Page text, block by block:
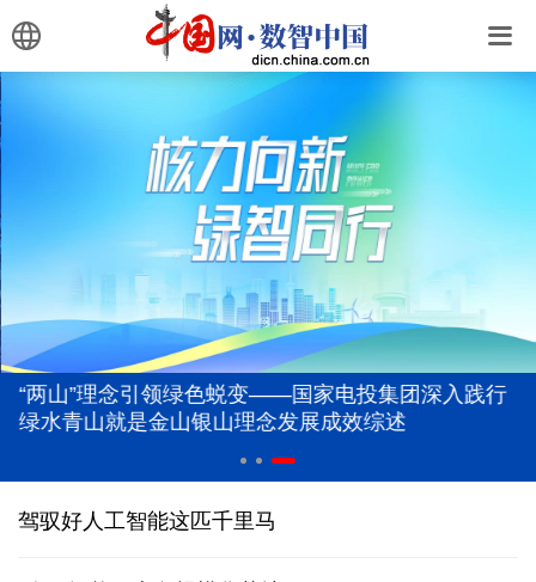
“两山”理念引领绿色蜕变——国家电投集团深入践行
绿水青山就是金山银山理念发展成效综述
驾驭好人工智能这匹千里马